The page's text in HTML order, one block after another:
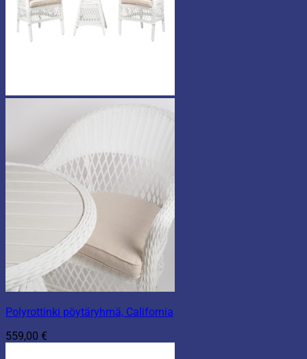
Polyrottinki pöytäryhmä, California
559,00 €